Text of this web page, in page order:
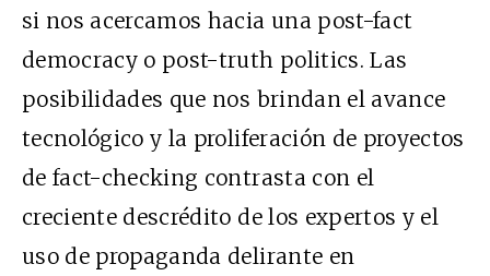
si nos acercamos hacia una post-fact
democracy o post-truth politics. Las
posibilidades que nos brindan el avance
tecnológico y la proliferación de proyectos
de fact-checking contrasta con el
creciente descrédito de los expertos y el
uso de propaganda delirante en